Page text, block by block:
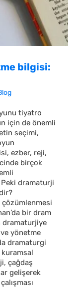
bilgisi:
tiyatro
için de önemli
seçimi,
ezber, reji,
birçok
dramaturji
bir dram
dramaturjiye
yönetme
dramaturgi
çağdaş
gelişerek